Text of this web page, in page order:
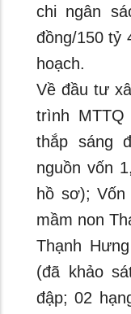
chi ngân
đồng/150 tỷ
hoạch.
Về đầu tư
trình
thắp sáng
nguồn vốn
hồ sơ);
mầm non
Thạnh
(đã khảo
đập; 02